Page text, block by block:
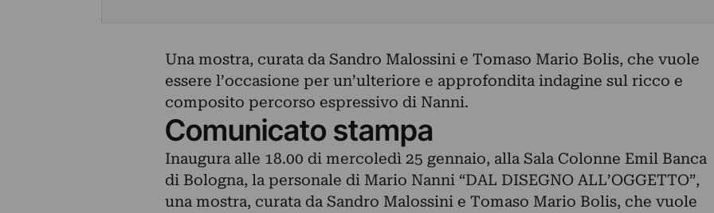
Una mostra, curata da Sandro Malossini e Tomaso Mario Bolis, che vuole
essere l’occasione per un’ulteriore e approfondita indagine sul ricco e
composito percorso espressivo di Nanni.
Comunicato stampa
Inaugura alle 18.00 di mercoledì 25 gennaio, alla Sala Colonne Emil Banca
di Bologna, la personale di Mario Nanni “DAL DISEGNO ALL’OGGETTO”,
una mostra, curata da Sandro Malossini e Tomaso Mario Bolis, che vuole